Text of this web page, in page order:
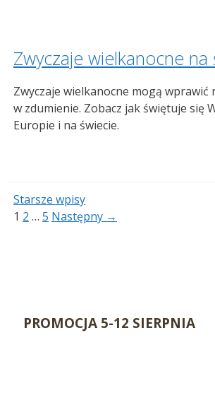
Zwyczaje wielkanocne na
Zwyczaje wielkanocne mogą wprawić
w zdumienie. Zobacz jak świętuje się
Europie i na świecie.
Starsze wpisy
Strona
1 Strona
2 … Strona
5 Następny →
PROMOCJA 5-12 SIERPNIA